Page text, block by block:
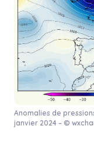
Anomalies de
janvier 2024 – ©